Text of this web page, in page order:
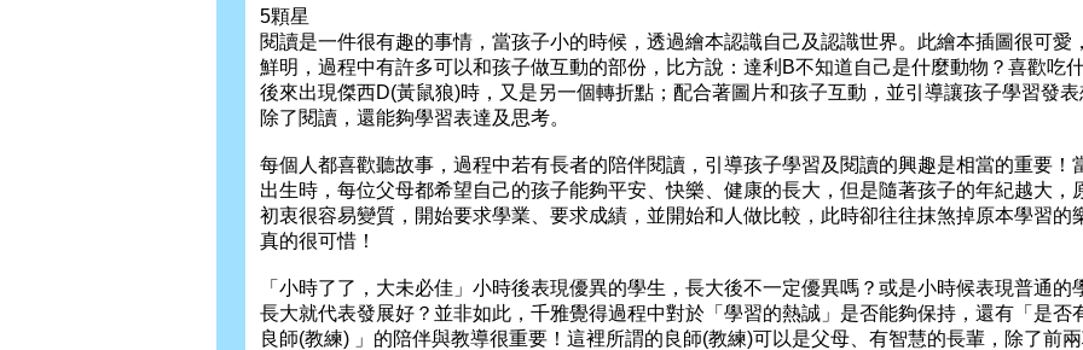
5顆星
閱讀是一件很有趣的事情，當孩子小的時候，透過繪本認識自己及認識世界。此繪本插圖很可愛
鮮明，過程中有許多可以和孩子做互動的部份，比方說：達利B不知道自己是什麼動物？喜歡吃
後來出現傑西D(黃鼠狼)時，又是另一個轉折點；配合著圖片和孩子互動，並引導讓孩子學習發
除了閱讀，還能夠學習表達及思考。
每個人都喜歡聽故事，過程中若有長者的陪伴閱讀，引導孩子學習及閱讀的興趣是相當的重要！
出生時，每位父母都希望自己的孩子能夠平安、快樂、健康的長大，但是隨著孩子的年紀越大，
初衷很容易變質，開始要求學業、要求成績，並開始和人做比較，此時卻往往抹煞掉原本學習的
真的很可惜！
「小時了了，大未必佳」小時後表現優異的學生，長大後不一定優異嗎？或是小時候表現普通的
長大就代表發展好？並非如此，千雅覺得過程中對於「學習的熱誠」是否能夠保持，還有「是否
良師(教練) 」的陪伴與教導很重要！這裡所謂的良師(教練)可以是父母、有智慧的長輩，除了前